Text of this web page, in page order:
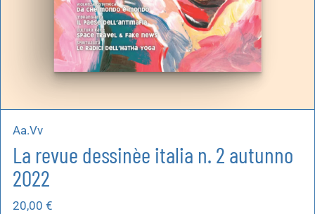
Aa.Vv
La revue dessinèe italia n. 2 autunno
2022
20,00 €